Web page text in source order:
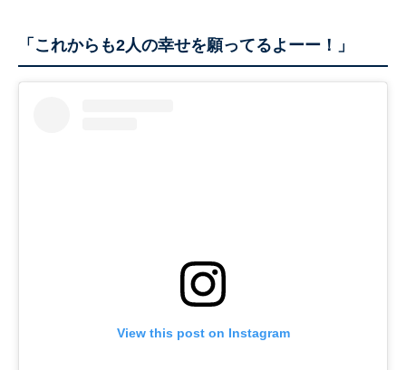
「これからも2人の幸せを願ってるよーー！」
View this post on Instagram